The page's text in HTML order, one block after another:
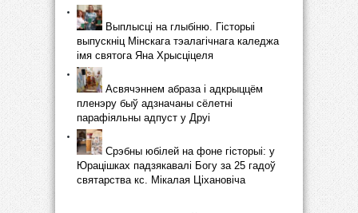
Выплысці на глыбіню. Гісторыі
выпускніц Мінскага тэалагічнага каледжа
імя святога Яна Хрысціцеля
Асвячэннем абраза і адкрыццём
пленэру быў адзначаны сёлетні
парафіяльны адпуст у Друі
Срэбны юбілей на фоне гісторыі: у
Юрацішках падзякавалі Богу за 25 гадоў
святарства кс. Мікалая Ціхановіча